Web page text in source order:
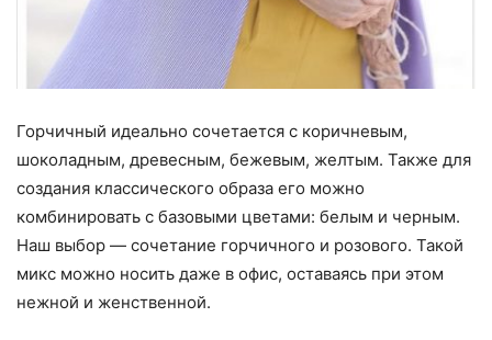
Горчичный идеально сочетается с коричневым,
шоколадным, древесным, бежевым, желтым. Также для
создания классического образа его можно
комбинировать с базовыми цветами: белым и черным.
Наш выбор — сочетание горчичного и розового. Такой
микс можно носить даже в офис, оставаясь при этом
нежной и женственной.